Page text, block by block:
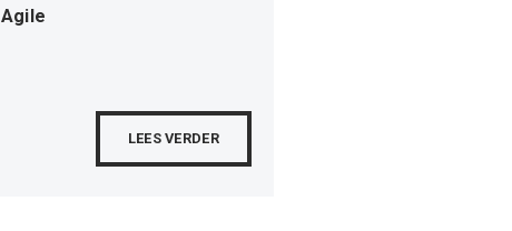
LEES VERDER